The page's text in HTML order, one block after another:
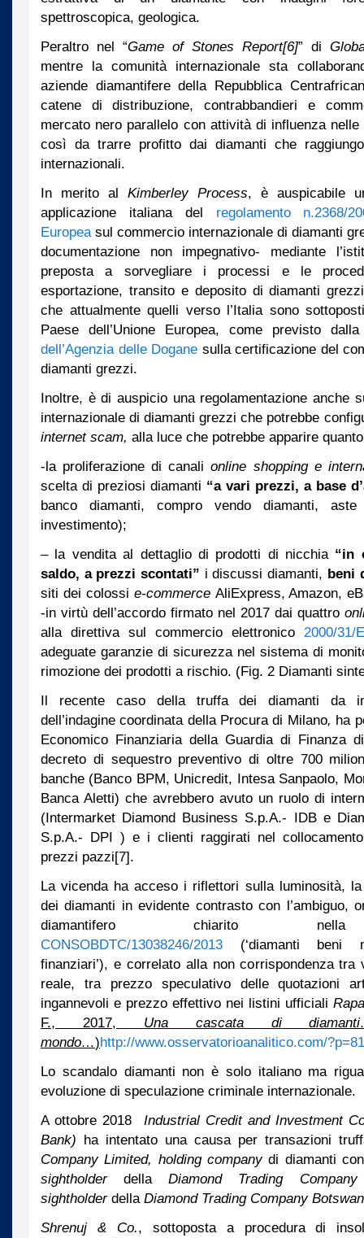
spettroscopica, geologica.
Peraltro nel “Game of Stones Report[6]” di
mentre la comunità internazionale sta
aziende diamantifere della Repubblica
catene di distribuzione, contrabbandieri e
mercato nero parallelo con attività di influenza nelle
così da trarre profitto dai diamanti che
internazionali.
In merito al Kimberley Process, è auspicabile
applicazione italiana del regolamento n.2368/
Europeasul commercio internazionale di diamanti
documentazione non impegnativo- mediante
preposta a sorvegliare i processi e le
esportazione, transito e deposito di diamanti
che attualmente quelli verso l’Italia sono
Paese dell’Unione Europea, come previsto
dell’Agenzia delle Dogane sulla certificazione del
diamanti grezzi.
Inoltre, è di auspicio una regolamentazione anche
internazionale di diamanti grezzi che potrebbe
internet scam, alla luce che potrebbe apparire
-la proliferazione di canalionline shopping e
scelta di preziosi diamanti “a vari prezzi, a base
banco diamanti, compro vendo diamanti,
investimento);
– la vendita al dettaglio di prodotti di nicchia “in
saldo, a prezzi scontati” i discussi diamanti, beni
siti dei colossi e-commerce AliExpress, Amazon,
-in virtù dell’accordo firmato nel 2017 dai quattro
alla direttiva sul commercio elettronico 2000/31/
adeguate garanzie di sicurezza nel sistema di
rimozione dei prodotti a rischio. (Fig. 2 Diamanti
Il recente caso della truffa dei diamanti da
dell’indagine coordinata della Procura di Milano, ha
Economico Finanziaria della Guardia di Finanza
decreto di sequestro preventivo di oltre 700
banche (Banco BPM, Unicredit, Intesa Sanpaolo,
Banca Aletti) che avrebbero avuto un ruolo di
(Intermarket Diamond Business S.p.A.- IDB e
S.p.A.- DPI ) e i clienti raggirati nel
prezzi pazzi[7].
La vicenda ha acceso i riflettori sulla luminosità,
dei diamanti in evidente contrasto con l’ambiguo,
diamantifero chiarito
CONSOBDTC/13038246/2013 (‘diamanti beni
finanziari’), e correlato alla non corrispondenza tra
reale, tra prezzo speculativo delle quotazioni
ingannevoli e prezzo effettivo nei listini ufficiali
F., 2017, Una cascata di
mondo…)http://www.osservatorioanalitico.com/
Lo scandalo diamanti non è solo italiano ma
evoluzione di speculazione criminale internazionale.
A ottobre 2018 Industrial Credit and Investment
Bank) ha intentato una causa per transazioni
Company Limited, holding companydi diamanti
sightholderdellaDiamond Trading Company
sightholder della Diamond Trading Company
Shrenuj & Co., sottoposta a procedura di